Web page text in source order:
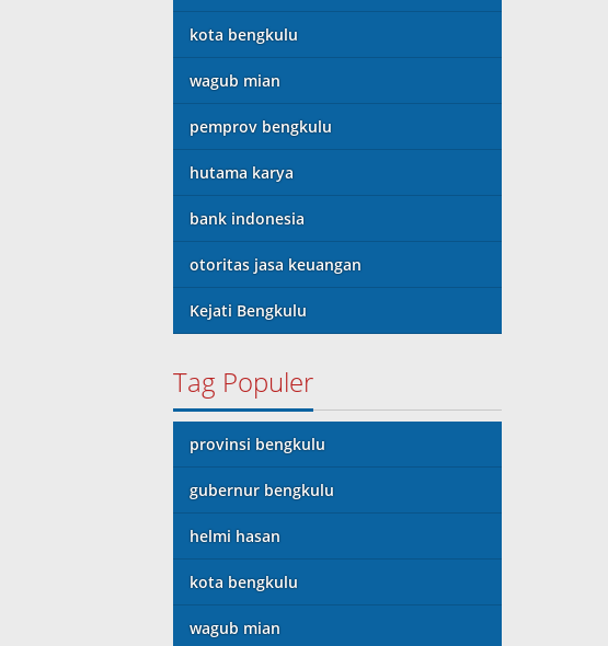
kota bengkulu
wagub mian
pemprov bengkulu
hutama karya
bank indonesia
otoritas jasa keuangan
Kejati Bengkulu
Tag Populer
provinsi bengkulu
gubernur bengkulu
helmi hasan
kota bengkulu
wagub mian